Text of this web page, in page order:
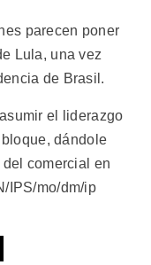
parecen poner
Lula, una vez
de Brasil.
el liderazgo
bloque, dándole
comercial en
IPS/mo/dm/ip